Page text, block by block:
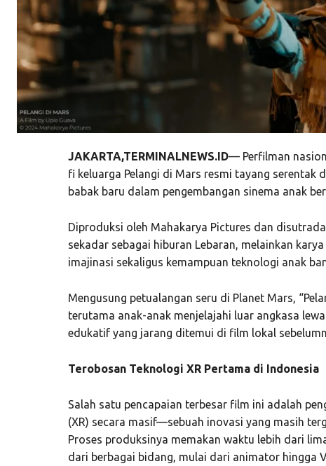
JAKARTA,TERMINALNEWS.ID— Perfilman
fi keluarga Pelangi di Mars resmi tayang serentak
babak baru dalam pengembangan sinema anak
Diproduksi oleh Mahakarya Pictures dan
sekadar sebagai hiburan Lebaran, melainkan
imajinasi sekaligus kemampuan teknologi anak
Mengusung petualangan seru di Planet Mars,
terutama anak-anak menjelajahi luar angkasa
edukatif yang jarang ditemui di film lokal
Terobosan Teknologi XR Pertama di Indonesia
Salah satu pencapaian terbesar film ini adalah
(XR) secara masif—sebuah inovasi yang masih
Proses produksinya memakan waktu lebih dari
dari berbagai bidang, mulai dari animator hingga